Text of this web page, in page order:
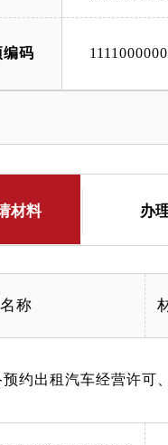
编码
材料 办
称
约出租汽车经营许可